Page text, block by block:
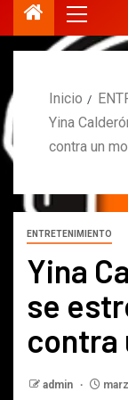
Inicio
Yina
contra un
ENTRETENIMIENTO
Yina
se
contra
admin